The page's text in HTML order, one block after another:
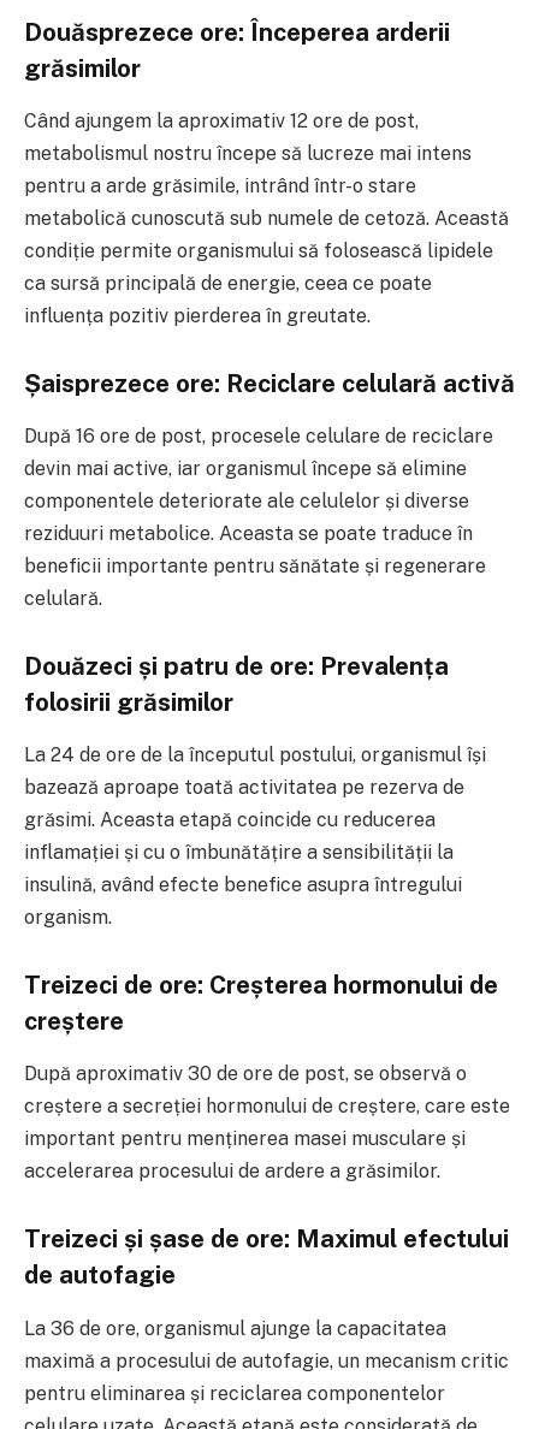
Douăsprezece ore: Începerea arderii
grăsimilor
Când ajungem la aproximativ 12 ore de post,
metabolismul nostru începe să lucreze mai intens
pentru a arde grăsimile, intrând într-o stare
metabolică cunoscută sub numele de cetoză. Această
condiție permite organismului să folosească lipidele
ca sursă principală de energie, ceea ce poate
influența pozitiv pierderea în greutate.
Șaisprezece ore: Reciclare celulară activă
După 16 ore de post, procesele celulare de reciclare
devin mai active, iar organismul începe să elimine
componentele deteriorate ale celulelor și diverse
reziduuri metabolice. Aceasta se poate traduce în
beneficii importante pentru sănătate și regenerare
celulară.
Douăzeci și patru de ore: Prevalența
folosirii grăsimilor
La 24 de ore de la începutul postului, organismul își
bazează aproape toată activitatea pe rezerva de
grăsimi. Aceasta etapă coincide cu reducerea
inflamației și cu o îmbunătățire a sensibilității la
insulină, având efecte benefice asupra întregului
organism.
Treizeci de ore: Creșterea hormonului de
creștere
După aproximativ 30 de ore de post, se observă o
creștere a secreției hormonului de creștere, care este
important pentru menținerea masei musculare și
accelerarea procesului de ardere a grăsimilor.
Treizeci și șase de ore: Maximul efectului
de autofagie
La 36 de ore, organismul ajunge la capacitatea
maximă a procesului de autofagie, un mecanism critic
pentru eliminarea și reciclarea componentelor